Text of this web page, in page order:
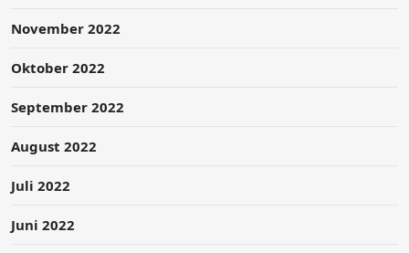
November 2022
Oktober 2022
September 2022
August 2022
Juli 2022
Juni 2022